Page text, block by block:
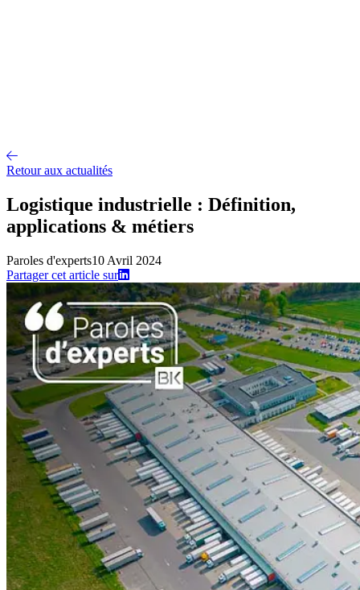
Retour aux actualités
Logistique industrielle : Définition,
applications & métiers
Paroles d'experts10 Avril 2024
Partager cet article sur